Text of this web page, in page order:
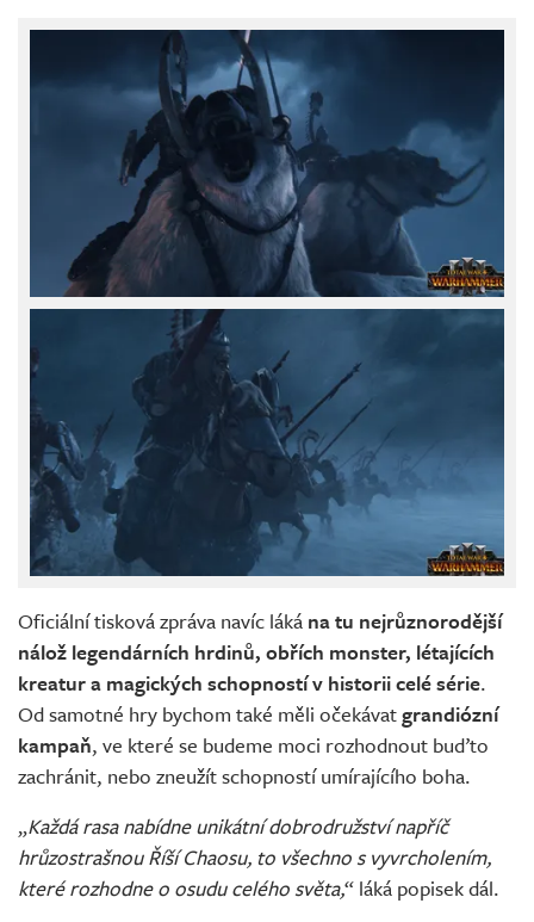
Oficiální tisková zpráva navíc láká na tu nejrůznorodější
nálož legendárních hrdinů, obřích monster, létajících
kreatur a magických schopností v historii celé série.
Od samotné hry bychom také měli očekávatgrandiózní
kampaň, ve které se budeme moci rozhodnout buďto
zachránit, nebo zneužít schopností umírajícího boha.
„Každá rasa nabídne unikátní dobrodružství napříč
hrůzostrašnou Říší Chaosu, to všechno s vyvrcholením,
které rozhodne o osudu celého světa,“ láká popisek dál.